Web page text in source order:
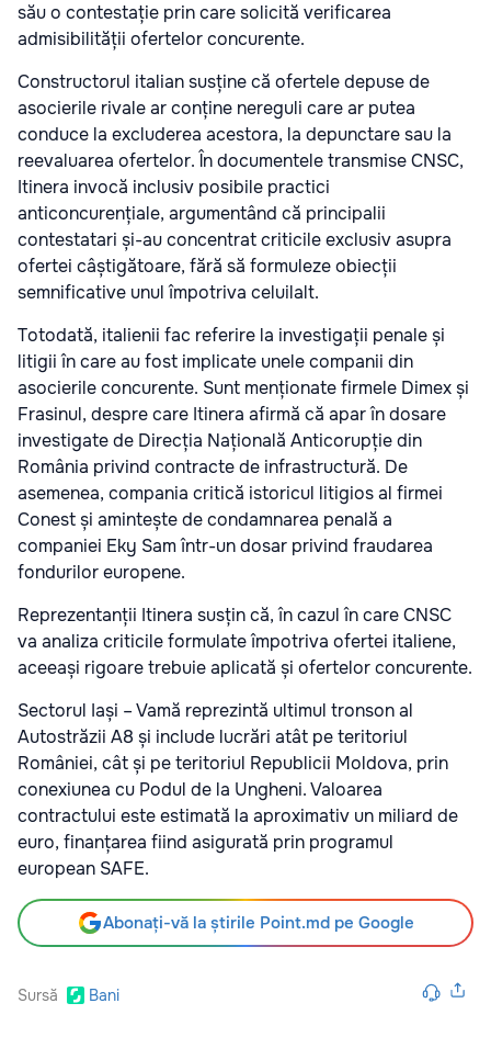
său o contestație prin care solicită verificarea
admisibilității ofertelor concurente.
Constructorul italian susține că ofertele depuse de
asocierile rivale ar conține nereguli care ar putea
conduce la excluderea acestora, la depunctare sau la
reevaluarea ofertelor. În documentele transmise CNSC,
Itinera invocă inclusiv posibile practici
anticoncurențiale, argumentând că principalii
contestatari și-au concentrat criticile exclusiv asupra
ofertei câștigătoare, fără să formuleze obiecții
semnificative unul împotriva celuilalt.
Totodată, italienii fac referire la investigații penale și
litigii în care au fost implicate unele companii din
asocierile concurente. Sunt menționate firmele Dimex și
Frasinul, despre care Itinera afirmă că apar în dosare
investigate de Direcția Națională Anticorupție din
România privind contracte de infrastructură. De
asemenea, compania critică istoricul litigios al firmei
Conest și amintește de condamnarea penală a
companiei Eky Sam într-un dosar privind fraudarea
fondurilor europene.
Reprezentanții Itinera susțin că, în cazul în care CNSC
va analiza criticile formulate împotriva ofertei italiene,
aceeași rigoare trebuie aplicată și ofertelor concurente.
Sectorul Iași – Vamă reprezintă ultimul tronson al
Autostrăzii A8 și include lucrări atât pe teritoriul
României, cât și pe teritoriul Republicii Moldova, prin
conexiunea cu Podul de la Ungheni. Valoarea
contractului este estimată la aproximativ un miliard de
euro, finanțarea fiind asigurată prin programul
european SAFE.
Abonați-vă la știrile Point.md pe Google
Sursă Bani